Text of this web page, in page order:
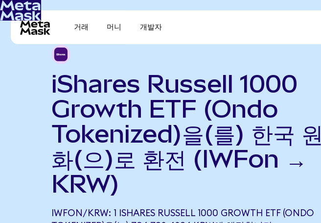
거래 머니 개발자
iShares Russell 1000
Growth ETF (Ondo
Tokenized)을(를) 한국 원
화(으)로 환전 (IWFon →
KRW)
IWFON/KRW: 1 ISHARES RUSSELL 1000 GROWTH ETF (ONDO